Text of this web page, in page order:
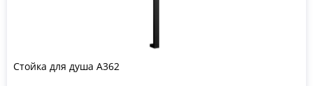
Стойка для душа A362